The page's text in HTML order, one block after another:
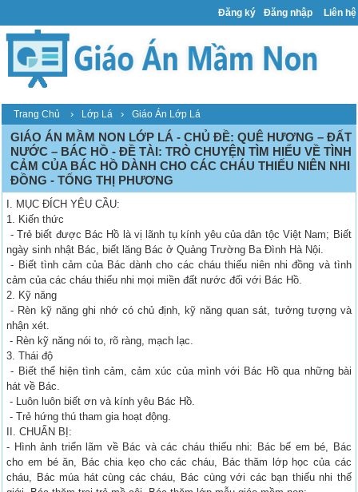
Đăng ký Đăng nhập Liên hệ
Trang Chủ › Lớp Lá › Giáo Án Lớp Lá
GIÁO ÁN MẦM NON LỚP LÁ - CHỦ ĐỀ: QUÊ HƯƠNG – ĐẤT
NƯỚC – BÁC HỒ - ĐỀ TÀI: TRÒ CHUYỆN TÌM HIỂU VỀ TÌNH
CẢM CỦA BÁC HỒ DÀNH CHO CÁC CHÁU THIẾU NIÊN NHI
ĐỒNG - TỐNG THỊ PHƯƠNG
I. MỤC ĐÍCH YÊU CẦU:
1. Kiến thức
- Trẻ biết được Bác Hồ là vị lãnh tụ kính yêu của dân tộc Việt Nam; Biết
ngày sinh nhật Bác, biết lăng Bác ở Quảng Trường Ba Đình Hà Nội.
- Biết tình cảm của Bác dành cho các cháu thiếu niên nhi đồng và tình
cảm của các cháu thiếu nhi mọi miền đất nước đối với Bác Hồ.
2. Kỹ năng
- Rèn kỹ năng ghi nhớ có chủ định, kỹ năng quan sát, tưởng tượng và
nhận xét.
- Rèn kỹ năng nói to, rõ ràng, mạch lạc.
3. Thái độ
- Biết thể hiện tình cảm, cảm xúc của mình với Bác Hồ qua những bài
hát về Bác.
- Luôn luôn biết ơn và kính yêu Bác Hồ.
- Trẻ hứng thú tham gia hoạt động.
II. CHUẨN BỊ:
- Hình ảnh triển lãm về Bác và các cháu thiếu nhi: Bác bế em bé, Bác
cho em bé ăn, Bác chia kẹo cho các cháu, Bác thăm lớp học của các
cháu, Bác múa hát cùng các cháu, Bác cùng với các bạn thiếu nhi thế